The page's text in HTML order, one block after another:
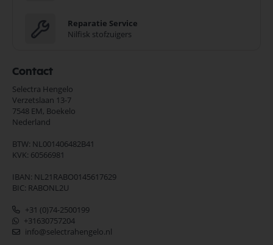
Reparatie Service
Nilfisk stofzuigers
Contact
Selectra Hengelo
Verzetslaan 13-7
7548 EM, Boekelo
Nederland
BTW: NL001406482B41
KVK: 60566981
IBAN: NL21RABO0145617629
BIC: RABONL2U
+31 (0)74-2500199
+31630757204
info@selectrahengelo.nl